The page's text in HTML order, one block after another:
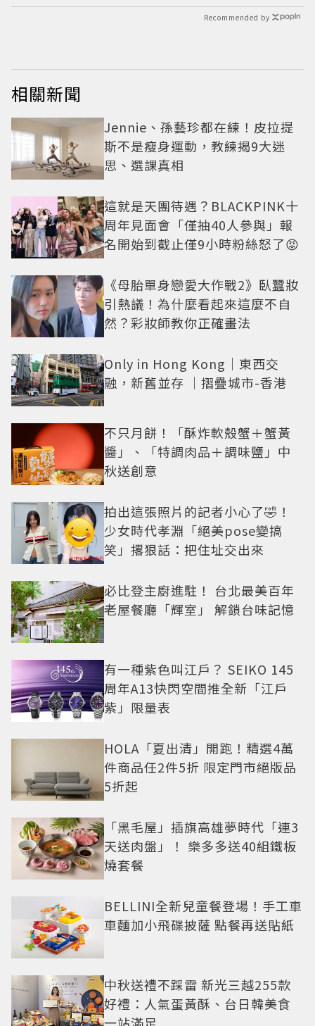
Recommended by
相關新聞
Jennie、孫藝珍都在練！皮拉提
斯不是瘦身運動，教練揭9大迷
思、選課真相
這就是天團待遇？BLACKPINK十
周年見面會「僅抽40人參與」報
名開始到截止僅9小時粉絲怒了😡
《母胎單身戀愛大作戰2》臥蠶妝
引熱議！為什麼看起來這麼不自
然？彩妝師教你正確畫法
Only in Hong Kong｜東西交
融，新舊並存 ｜摺疊城市-香港
不只月餅！「酥炸軟殼蟹＋蟹黃
醬」、「特調肉品＋調味鹽」中
秋送創意
拍出這張照片的記者小心了🤣！
少女時代孝淵「絕美pose變搞
笑」撂狠話：把住址交出來
必比登主廚進駐！ 台北最美百年
老屋餐廳「輝室」 解鎖台味記憶
有一種紫色叫江戶？ SEIKO 145
周年A13快閃空間推全新「江戶
紫」限量表
HOLA「夏出清」開跑！精選4萬
件商品任2件5折 限定門市絕版品
5折起
「黑毛屋」插旗高雄夢時代「連3
天送肉盤」！ 樂多多送40組鐵板
燒套餐
BELLINI全新兒童餐登場！手工車
車麵加小飛碟披薩 點餐再送貼紙
中秋送禮不踩雷 新光三越255款
好禮：人氣蛋黃酥、台日韓美食
一站滿足